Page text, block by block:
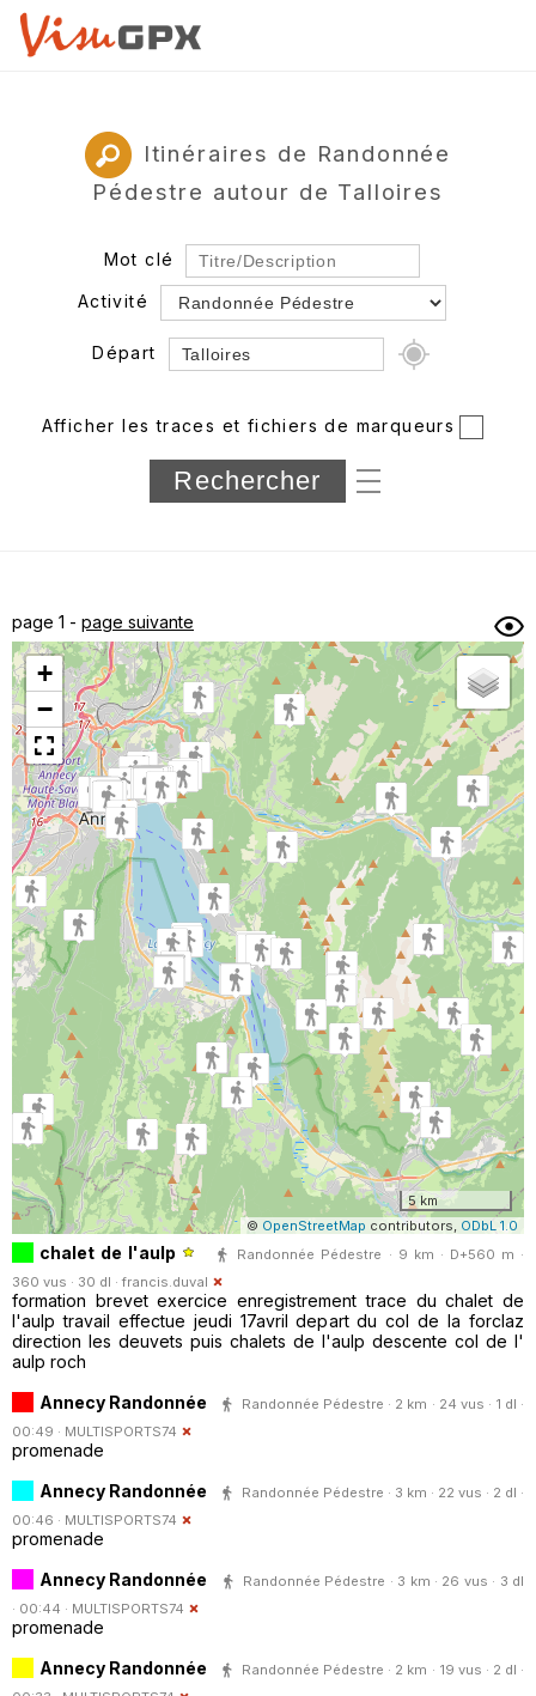
Itinéraires de Randonnée
Pédestre autour de Talloires
Mot clé
Activité
Départ
Département
Longueur min/max
sous-dossiers
Trier par
Horodatage Photos
Afficher les traces et fichiers de marqueurs
page 1 - page suivante
+
−
5 km
© OpenStreetMap contributors, ODbL 1.0
chalet de l'aulp
Randonnée Pédestre · 9 km · D+560 m ·
360 vus · 30 dl · francis.duval
formation brevet exercice enregistrement trace du chalet de
l'aulp travail effectue jeudi 17avril depart du col de la forclaz
direction les deuvets puis chalets de l'aulp descente col de l'
aulp roch
Annecy Randonnée
Randonnée Pédestre · 2 km · 24 vus · 1 dl ·
00:49 · MULTISPORTS74
promenade
Annecy Randonnée
Randonnée Pédestre · 3 km · 22 vus · 2 dl ·
00:46 · MULTISPORTS74
promenade
Annecy Randonnée
Randonnée Pédestre · 3 km · 26 vus · 3 dl
· 00:44 · MULTISPORTS74
promenade
Annecy Randonnée
Randonnée Pédestre · 2 km · 19 vus · 2 dl ·